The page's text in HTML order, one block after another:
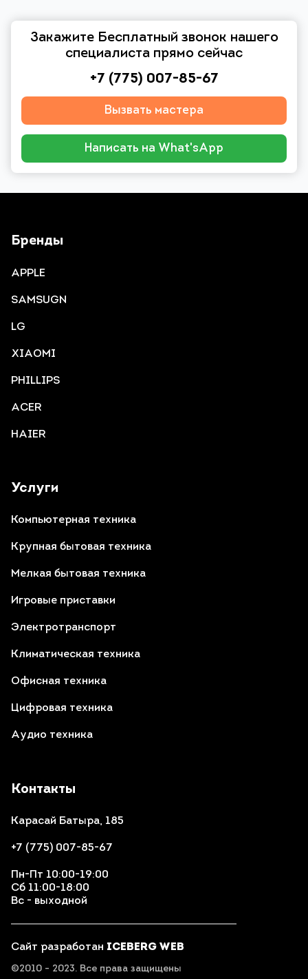
Закажите Бесплатный звонок нашего
специалиста прямо сейчас
+7 (775) 007-85-67
Вызвать мастера
Написать на What'sApp
Контакты
Карасай Батыра, 185
+7 (775) 007-85-67
Пн-Пт 10:00-19:00
Сб 11:00-18:00
Вс - выходной
Сайт разработан ICEBERG WEB
©2010 - 2023. Все права защищены
Услуги
Компьютерная техника
Крупная бытовая техника
Мелкая бытовая техника
Игровые приставки
Электротранспорт
Климатическая техника
Офисная техника
Цифровая техника
Аудио техника
Бренды
APPLE
SAMSUGN
LG
XIAOMI
PHILLIPS
ACER
HAIER